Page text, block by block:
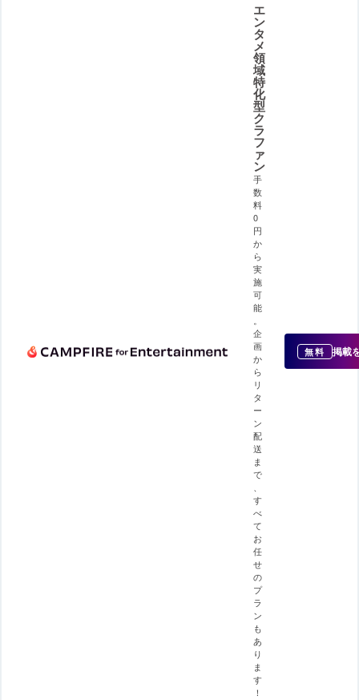
エ
ン
タ
メ
領
域
特
化
型
ク
ラ
フ
ァ
ン
手
数
料
0
円
か
ら
実
施
可
能
。
企
画
か
ら
リ
タ
ー
ン
配
送
ま
で
、
す
べ
て
お
任
せ
の
プ
ラ
ン
も
あ
り
ま
す
！
無料 掲載